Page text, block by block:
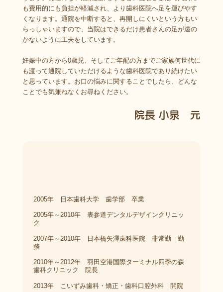
も費用的にも負担が軽減され、より歯科医院へ足を運びやす
くなります。通院を中断すると、再開しにくいという方もい
らっしゃいますので、当院はできるだけ患者さんの足が遠の
かないように工夫をしています。
妊娠中の方から0歳児、そしてご年配の方までご家族何世代に
も渡って通院していただけるような歯科医院であり続けたい
と思っています。お口の悩みに関することでしたら、どんな
ことでも気兼ねなくお尋ねください。
院長 小泉 元
2005年 日本歯科大学 歯学部 卒業
2005年～2010年 表参道デンタルデザインクリニッ
ク
2007年～2010年 日本橋矢澤歯科医院 非常勤 勤
務
2010年～2012年 羽田空港国際ターミナル四季の森
歯科クリニック 院長
2013年 こいずみ歯科・矯正・歯科口腔外科 開院